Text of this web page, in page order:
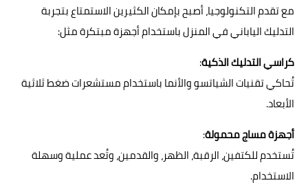
مع تقدم التكنولوجيا، أصبح بإمكان الكثيرين الاستمتاع بتجربة
التدليك الياباني في المنزل باستخدام أجهزة مبتكرة مثل:
كراسي التدليك الذكية:
تُحاكي تقنيات الشياتسو والأنما باستخدام مستشعرات ضغط ثلاثية
الأبعاد.
أجهزة مساج محمولة:
تُستخدم للكتفين، الرقبة، الظهر، والقدمين، وتُعد عملية وسهلة
الاستخدام.